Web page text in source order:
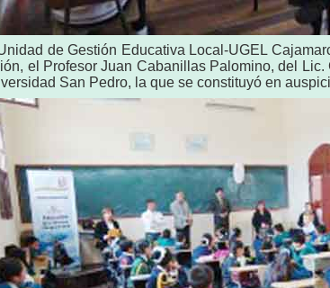
de Gestión Educativa Local-UGEL
el Profesor Juan Cabanillas Palomino, del
San Pedro, la que se constituyó en